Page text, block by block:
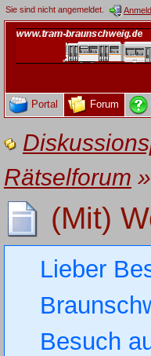
Sie sind nicht angemeldet.
Portal Forum
Rätselforum »
(Mit)
Lieber
Besuch